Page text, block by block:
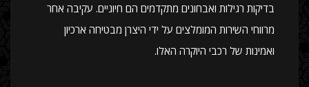
בדיקות רגילות ואבחונים מתקדמים הם חיוניים. עקיבה אחר
מרווחי השירות המומלצים על ידי היצרן מבטיחה ארכיון
ואמינות של רכבי היוקרה האלו.